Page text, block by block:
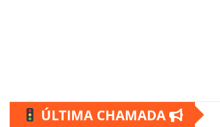
ÚLTIMA CHAMADA